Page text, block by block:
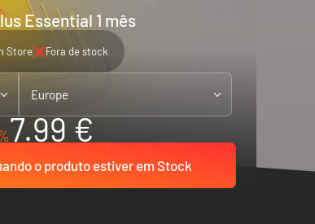
Essential 1 mês
Store Fora de stock
Europe
7.99 €
o produto estiver em Stock